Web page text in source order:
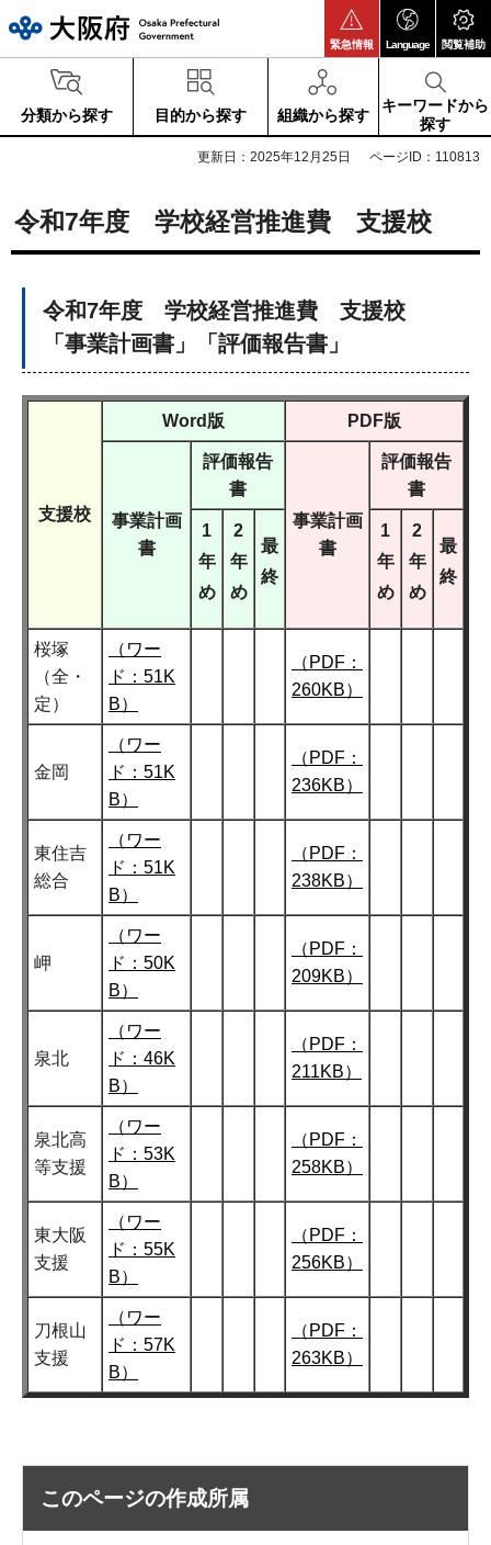
緊急情報 Language 閲覧補助
分類から探す 目的から探す 組織から探す
キーワードから
探す
更新日：2025年12月25日 ページID：110813
令和7年度 学校経営推進費 支援校
令和7年度 学校経営推進費 支援校
「事業計画書」「評価報告書」
支援校
Word版 PDF版
事業計画
書
評価報告
書
事業計画
書
評価報告
書
1
年
め
2
年
め
最
終
1
年
め
2
年
め
最
終
桜塚
（全・
定）
（ワー
ド：51K
B）
（PDF：
260KB）
金岡
（ワー
ド：51K
B）
（PDF：
236KB）
東住吉
総合
（ワー
ド：51K
B）
（PDF：
238KB）
岬
（ワー
ド：50K
B）
（PDF：
209KB）
泉北
（ワー
ド：46K
B）
（PDF：
211KB）
泉北高
等支援
（ワー
ド：53K
B）
（PDF：
258KB）
東大阪
支援
（ワー
ド：55K
B）
（PDF：
256KB）
刀根山
支援
（ワー
ド：57K
B）
（PDF：
263KB）
このページの作成所属